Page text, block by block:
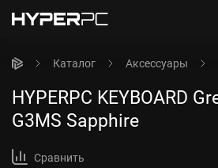
Каталог Аксессуары
HYPERPC KEYBOARD
G3MS Sapphire
Сравнить